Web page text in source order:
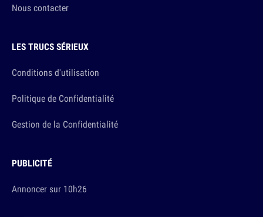
Nous contacter
LES TRUCS SÉRIEUX
Conditions d'utilisation
Politique de Confidentialité
Gestion de la Confidentialité
PUBLICITÉ
Annoncer sur 10h26